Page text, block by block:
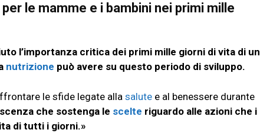
le mamme e i bambini nei primi mille
l’importanza critica dei primi mille giorni di vita di un
nutrizione può avere su questo periodo di sviluppo.
le sfide legate alla salute e al benessere durante
che sostenga le scelte riguardo alle azioni che i
di tutti i giorni.»